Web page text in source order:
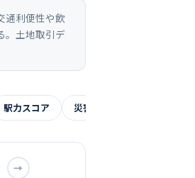
通利便性や飲
。土地取引デ
駅力スコア 災害リスク
→